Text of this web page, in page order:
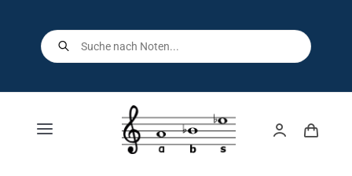
content
Products
search
Toggle